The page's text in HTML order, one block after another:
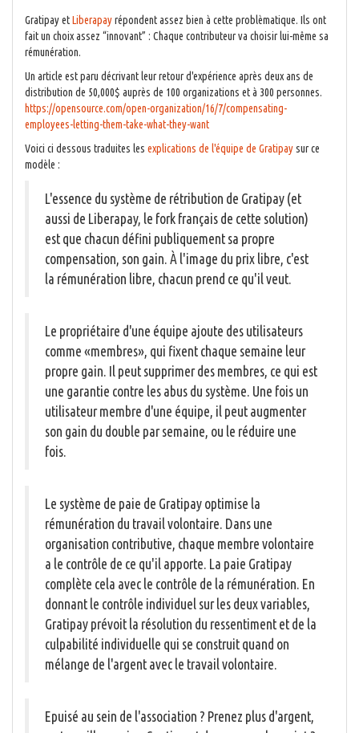
Gratipay etLiberapayrépondent assez bien à cette problèmatique. Ils ont
fait un choix assez “innovant” : Chaque contributeur va choisir lui-même sa
rémunération.
Un article est paru décrivant leur retour d'expérience après deux ans de
distribution de 50,000$ auprès de 100 organizations et à 300 personnes.
https://opensource.com/open-organization/16/7/compensating-
employees-letting-them-take-what-they-want
Voici ci dessous traduites les explications de l'équipe de Gratipaysur ce
modèle :
L'essence du système de rétribution de Gratipay (et
aussi de Liberapay, le fork français de cette solution)
est que chacun défini publiquement sa propre
compensation, son gain. À l'image du prix libre, c'est
la rémunération libre, chacun prend ce qu'il veut.
Le propriétaire d'une équipe ajoute des utilisateurs
comme «membres», qui fixent chaque semaine leur
propre gain. Il peut supprimer des membres, ce qui est
une garantie contre les abus du système. Une fois un
utilisateur membre d'une équipe, il peut augmenter
son gain du double par semaine, ou le réduire une
fois.
Le système de paie de Gratipay optimise la
rémunération du travail volontaire. Dans une
organisation contributive, chaque membre volontaire
a le contrôle de ce qu'il apporte. La paie Gratipay
complète cela avec le contrôle de la rémunération. En
donnant le contrôle individuel sur les deux variables,
Gratipay prévoit la résolution du ressentiment et de la
culpabilité individuelle qui se construit quand on
mélange de l'argent avec le travail volontaire.
Epuisé au sein de l'association ? Prenez plus d'argent,